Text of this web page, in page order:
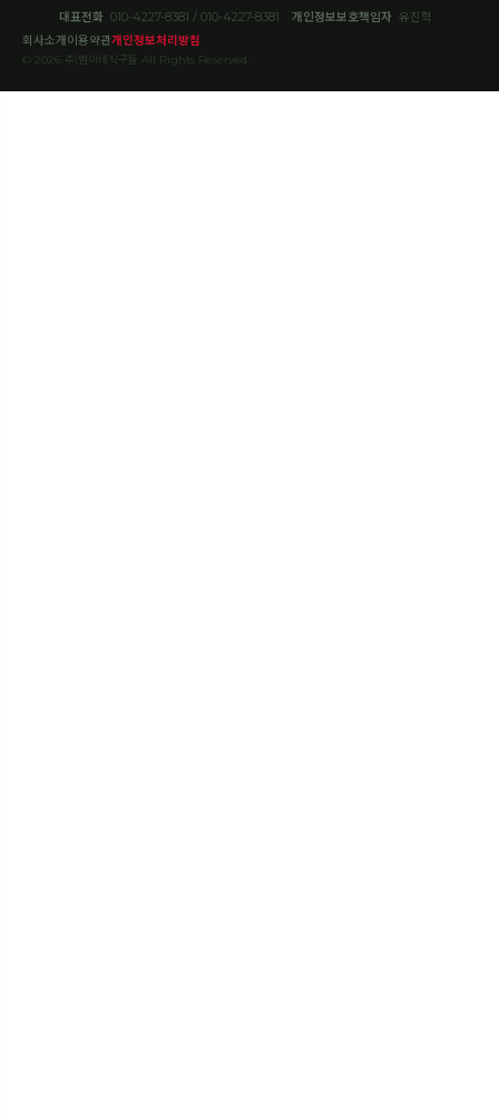
대표전화 010-4227-8381 / 010-4227-8381 개인정보보호책임자 유진혁
회사소개 이용약관개인정보처리방침
© 2026 주)범이네식구들 All Rights Reserved.